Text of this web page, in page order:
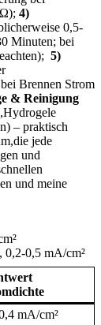
4)
0,5-
Minuten;⁣ bei
5)
Brennen Strom
&‌ Reinigung
– praktisch
jede
und
und meine
0,5 mA/cm²
mA/cm²